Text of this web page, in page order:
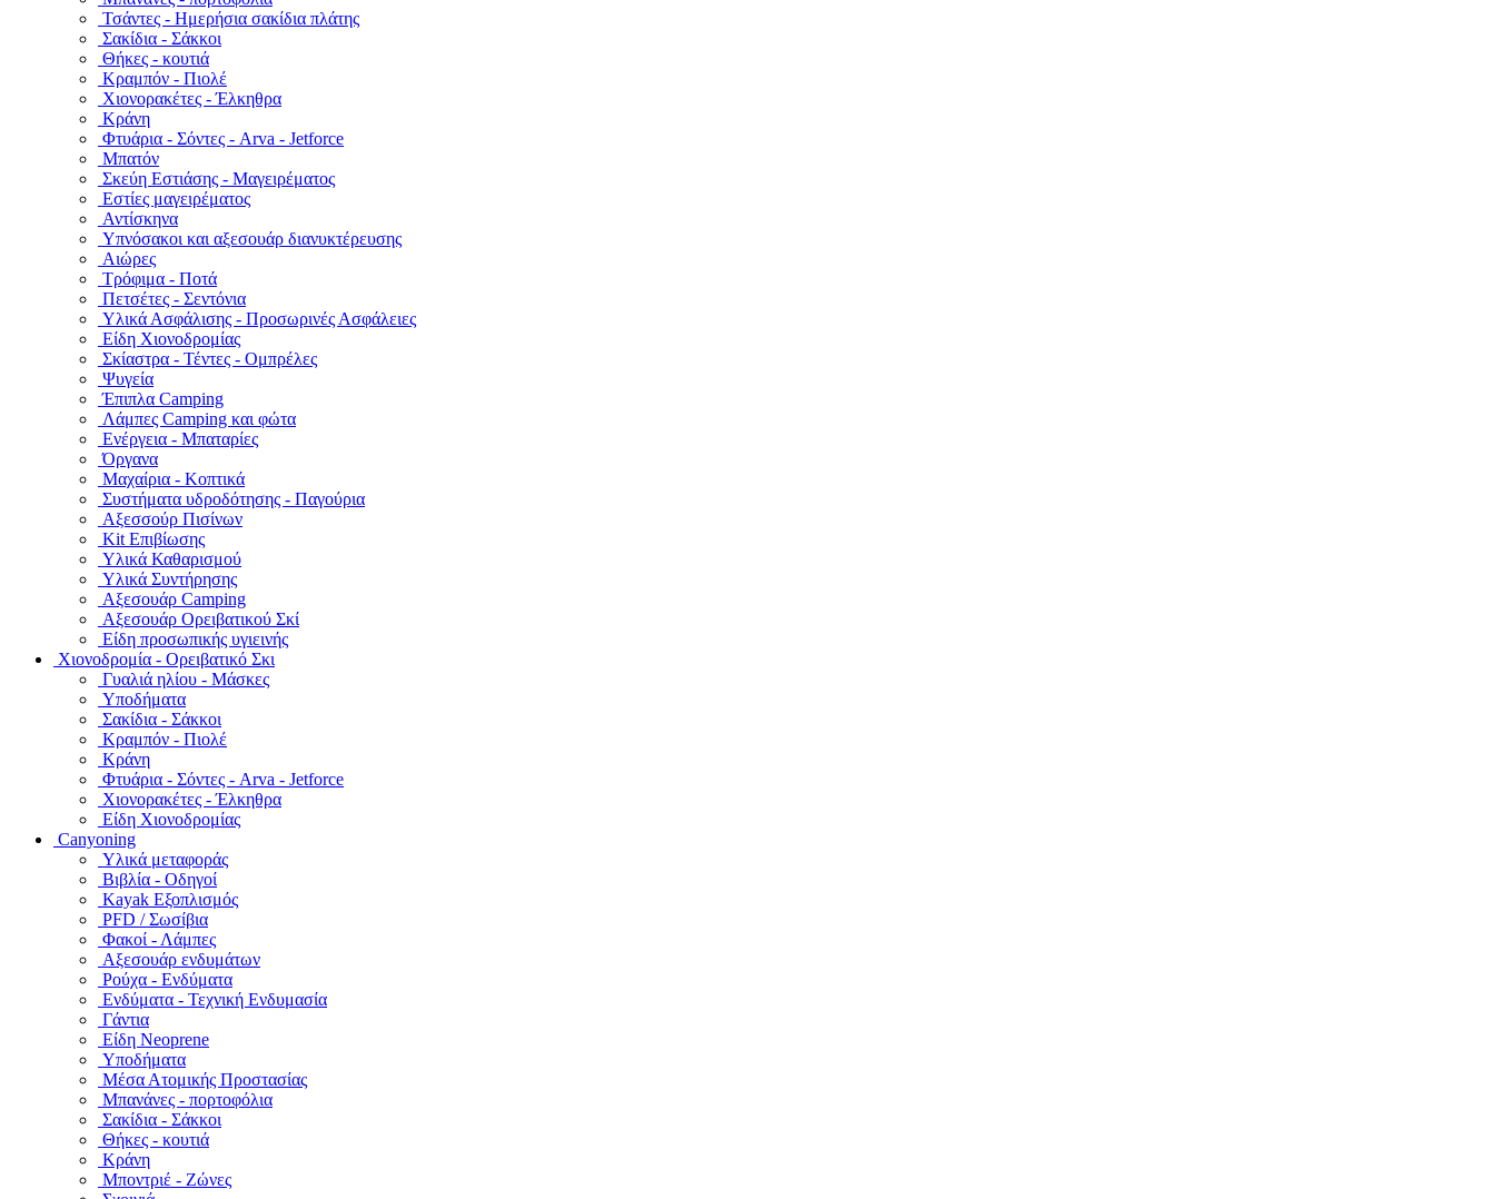
Τσάντες - Ημερήσια σακίδια πλάτης
Σακίδια - Σάκκοι
Θήκες - κουτιά
Κραμπόν - Πιολέ
Χιονορακέτες - Έλκηθρα
Κράνη
Φτυάρια - Σόντες - Arva - Jetforce
Μπατόν
Σκεύη Εστιάσης - Μαγειρέματος
Εστίες μαγειρέματος
Αντίσκηνα
Υπνόσακοι και αξεσουάρ διανυκτέρευσης
Αιώρες
Τρόφιμα - Ποτά
Πετσέτες - Σεντόνια
Υλικά Ασφάλισης - Προσωρινές Ασφάλειες
Είδη Χιονοδρομίας
Σκίαστρα - Τέντες - Ομπρέλες
Ψυγεία
Έπιπλα Camping
Λάμπες Camping και φώτα
Ενέργεια - Μπαταρίες
Όργανα
Μαχαίρια - Κοπτικά
Συστήματα υδροδότησης - Παγούρια
Αξεσσούρ Πισίνων
Kit Επιβίωσης
Υλικά Καθαρισμού
Υλικά Συντήρησης
Αξεσουάρ Camping
Αξεσουάρ Ορειβατικού Σκί
Είδη προσωπικής υγιεινής
Χιονοδρομία - Ορειβατικό Σκι
Γυαλιά ηλίου - Μάσκες
Υποδήματα
Σακίδια - Σάκκοι
Κραμπόν - Πιολέ
Κράνη
Φτυάρια - Σόντες - Arva - Jetforce
Χιονορακέτες - Έλκηθρα
Είδη Χιονοδρομίας
Canyoning
Υλικά μεταφοράς
Βιβλία - Οδηγοί
Kayak Εξοπλισμός
PFD / Σωσίβια
Φακοί - Λάμπες
Αξεσουάρ ενδυμάτων
Ρούχα - Ενδύματα
Ενδύματα - Τεχνική Ενδυμασία
Γάντια
Είδη Neoprene
Υποδήματα
Μέσα Ατομικής Προστασίας
Μπανάνες - πορτοφόλια
Σακίδια - Σάκκοι
Θήκες - κουτιά
Κράνη
Μποντριέ - Ζώνες